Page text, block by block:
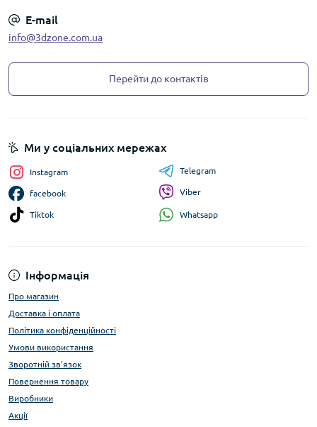
E-mail
info@3dzone.com.ua
Перейти до контактів
Інформація
Про магазин
Доставка і оплата
Політика конфіденційності
Умови використання
Зворотній зв'язок
Повернення товару
Виробники
Акції
Ми у соціальних мережах
Instagram
facebook
Tiktok
Telegram
Viber
Whatsapp